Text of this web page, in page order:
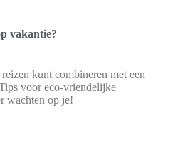
vakantie?
kunt combineren met een
voor eco-vriendelijke
wachten op je!